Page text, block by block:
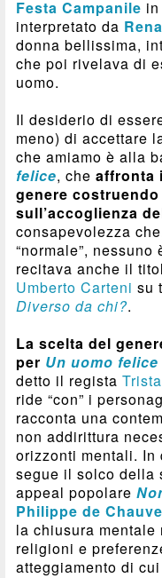
Festa Campanile
interpretato da
donna bellissima,
che poi rivelava di
uomo.
Il desiderio di
meno) di accettare
che amiamo è alla
felice, cheaffronta
genere
sull’accoglienza
consapevolezza
“normale”, nessuno
recitava anche il
Umberto Carteni su
Diverso da chi?.
La scelta del
per Un uomo felice
detto il regista
ride “con” i
racconta una
non addirittura
orizzonti mentali. In
segue il solco della
appeal popolare
Philippe de
la chiusura
religioni e
atteggiamento di